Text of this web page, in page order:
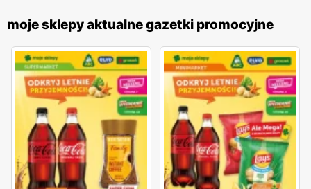
moje sklepy aktualne gazetki promocyjne